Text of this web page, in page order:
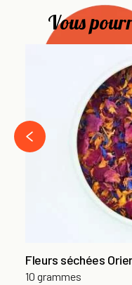
Vous
Fleurs séchées
10 grammes
‹